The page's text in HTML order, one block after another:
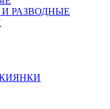
РАЗВОДНЫЕ